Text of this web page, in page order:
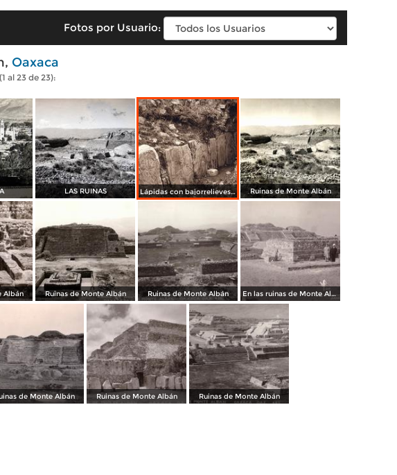
Fotos por Usuario:
Oaxaca
al 23 de 23):
LAS RUINAS Lápidas con bajorrelieves (circa 1920) Ruinas de Monte Albán
Albán Ruinas de Monte Albán Ruinas de Monte Albán En las ruinas de Monte Albán
de Monte Albán Ruinas de Monte Albán Ruinas de Monte Albán